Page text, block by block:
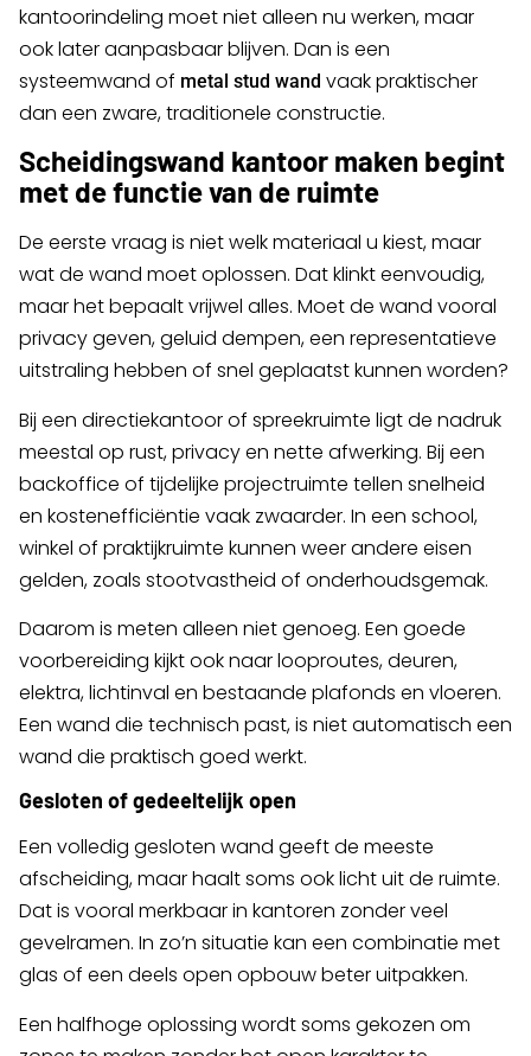
kantoorindeling moet niet alleen nu werken, maar
ook later aanpasbaar blijven. Dan is een
systeemwand of metal stud wand vaak praktischer
dan een zware, traditionele constructie.
Scheidingswand kantoor maken begint
met de functie van de ruimte
De eerste vraag is niet welk materiaal u kiest, maar
wat de wand moet oplossen. Dat klinkt eenvoudig,
maar het bepaalt vrijwel alles. Moet de wand vooral
privacy geven, geluid dempen, een representatieve
uitstraling hebben of snel geplaatst kunnen worden?
Bij een directiekantoor of spreekruimte ligt de nadruk
meestal op rust, privacy en nette afwerking. Bij een
backoffice of tijdelijke projectruimte tellen snelheid
en kostenefficiëntie vaak zwaarder. In een school,
winkel of praktijkruimte kunnen weer andere eisen
gelden, zoals stootvastheid of onderhoudsgemak.
Daarom is meten alleen niet genoeg. Een goede
voorbereiding kijkt ook naar looproutes, deuren,
elektra, lichtinval en bestaande plafonds en vloeren.
Een wand die technisch past, is niet automatisch een
wand die praktisch goed werkt.
Gesloten of gedeeltelijk open
Een volledig gesloten wand geeft de meeste
afscheiding, maar haalt soms ook licht uit de ruimte.
Dat is vooral merkbaar in kantoren zonder veel
gevelramen. In zo’n situatie kan een combinatie met
glas of een deels open opbouw beter uitpakken.
Een halfhoge oplossing wordt soms gekozen om